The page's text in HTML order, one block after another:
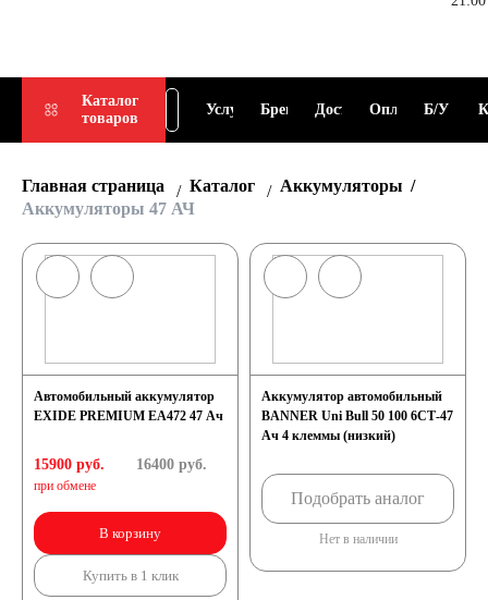
Каталог
товаров
Подбор
АКБ
Услуги Бренды ДоставкаОплата Б/У
Главная страница Каталог
Аккумуляторы
Аккумуляторы 47 АЧ
Автомобильный аккумулятор
EXIDE PREMIUM EA472 47 Ач
15900 руб.
при обмене
16400руб.
В корзину
Купить в 1 клик
Аккумулятор автомобильный
BANNER Uni Bull 50 100 6СТ-47
Ач 4 клеммы (низкий)
Подобрать аналог
Нет в наличии